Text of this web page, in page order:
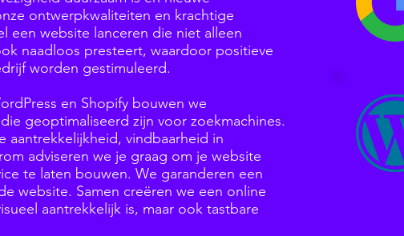
ontwerpkwaliteiten en krachtige
een website lanceren die niet alleen
naadloos presteert, waardoor positieve
worden gestimuleerd.
en Shopify bouwen we
geoptimaliseerd zijn voor zoekmachines.
aantrekkelijkheid, vindbaarheid in
adviseren we je graag om je website
te laten bouwen. We garanderen een
website. Samen creëren we een online
aantrekkelijk is, maar ook tastbare